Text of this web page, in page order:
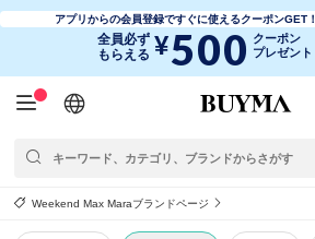
アプリからの会員登録ですぐに使えるクーポンGET！
全員必ず
もらえる ¥500 クーポン
プレゼント
日本語
English
简体中文
繁體中文
Weekend Max Maraブランドページ